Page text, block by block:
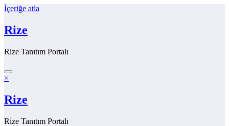
İçeriğe atla
Rize
Rize Tanıtım Portalı
×
Rize
Rize Tanıtım Portalı